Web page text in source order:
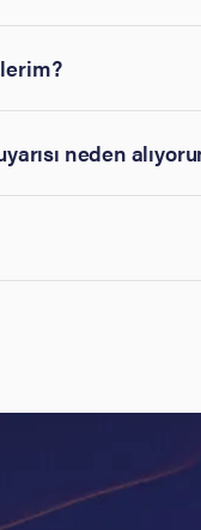
neden